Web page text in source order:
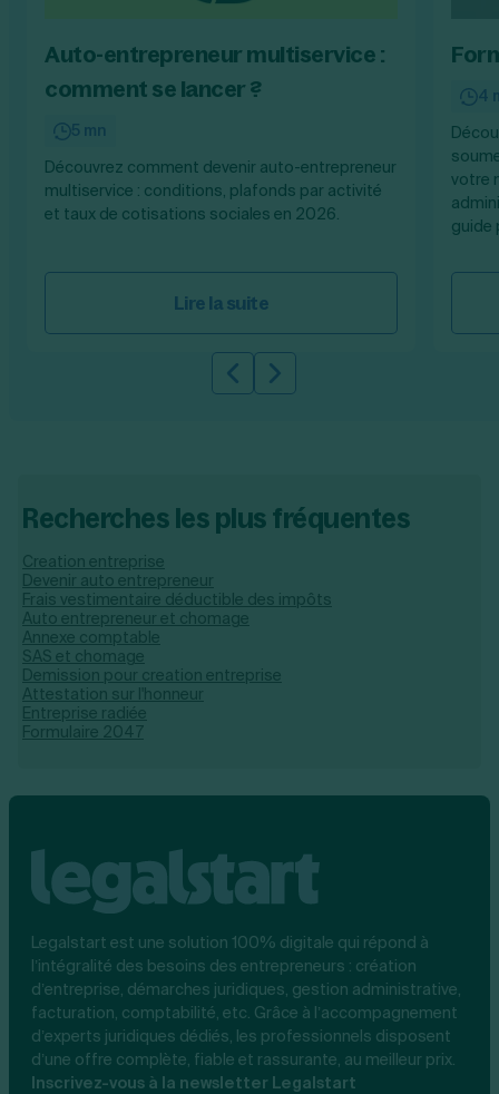
Auto-entrepreneur multiservice :
comment se lancer ?
5 mn
Découvrez comment devenir auto-entrepreneur
multiservice : conditions, plafonds par activité
et taux de cotisations sociales en 2026.
Lire la suite
4
votre
guide
Slide précédente
Slide suivante
Recherches les plus fréquentes
Creation entreprise
Devenir auto entrepreneur
Frais vestimentaire déductible des impôts
Auto entrepreneur et chomage
Annexe comptable
SAS et chomage
Demission pour creation entreprise
Attestation sur l'honneur
Entreprise radiée
Formulaire 2047
Legalstart est une solution 100% digitale qui répond à
l’intégralité des besoins des entrepreneurs : création
d’entreprise, démarches juridiques, gestion administrative,
facturation, comptabilité, etc. Grâce à l’accompagnement
d’experts juridiques dédiés, les professionnels disposent
d’une offre complète, fiable et rassurante, au meilleur prix.
Inscrivez-vous à la newsletter Legalstart